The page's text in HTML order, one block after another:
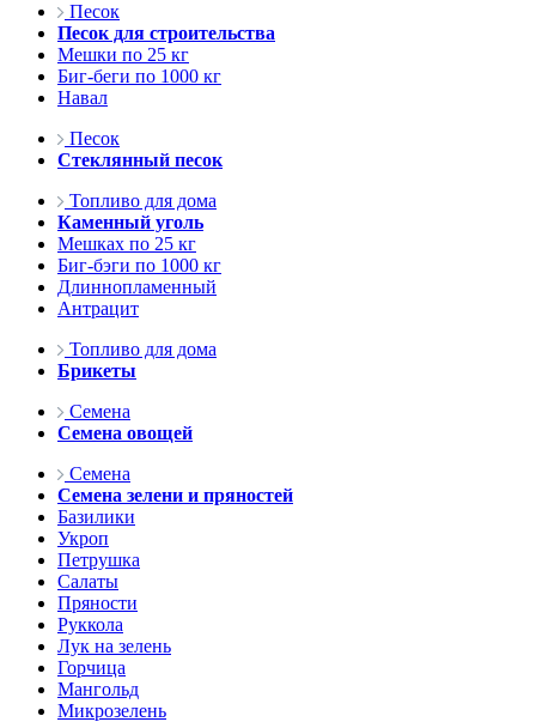
Песок
Песок для строительства
Мешки по 25 кг
Биг-беги по 1000 кг
Навал
Песок
Стеклянный песок
Топливо для дома
Каменный уголь
Мешках по 25 кг
Биг-бэги по 1000 кг
Длиннопламенный
Антрацит
Топливо для дома
Брикеты
Семена
Семена овощей
Семена
Семена зелени и пряностей
Базилики
Укроп
Петрушка
Салаты
Пряности
Руккола
Лук на зелень
Горчица
Мангольд
Микрозелень